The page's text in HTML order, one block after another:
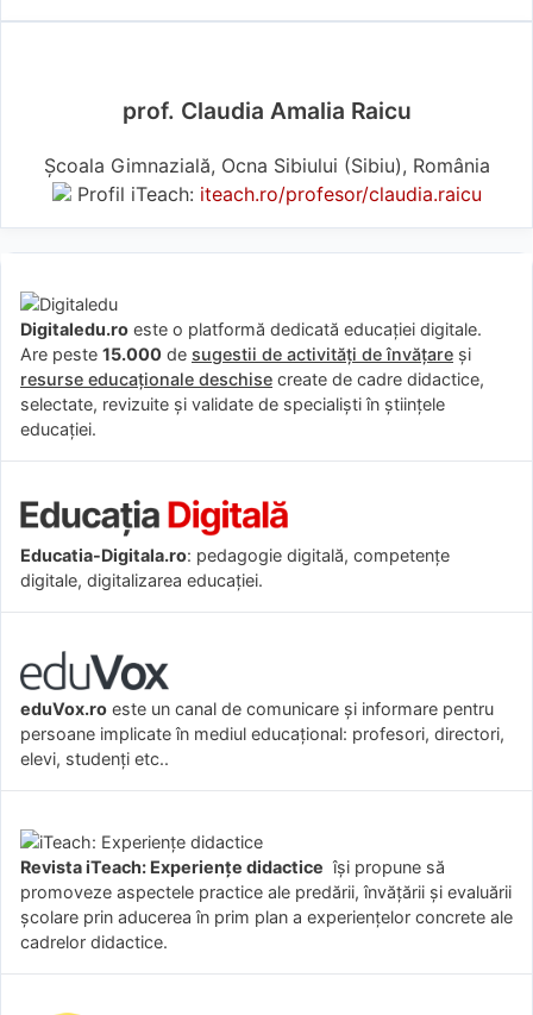
prof. Claudia Amalia Raicu
Școala Gimnazială, Ocna Sibiului (Sibiu), România
Profil iTeach: iteach.ro/profesor/claudia.raicu
Digitaledu.ro este o platformă dedicată educației digitale.
Are peste 15.000 de sugestii de activități de învățare și
resurse educaționale deschise create de cadre didactice,
selectate, revizuite și validate de specialiști în științele
educației.
Educatia-Digitala.ro: pedagogie digitală, competențe
digitale, digitalizarea educației.
eduVox.ro este un canal de comunicare și informare pentru
persoane implicate în mediul educațional: profesori, directori,
elevi, studenți etc..
Revista iTeach: Experienţe didactice îşi propune să
promoveze aspectele practice ale predării, învăţării şi evaluării
şcolare prin aducerea în prim plan a experienţelor concrete ale
cadrelor didactice.